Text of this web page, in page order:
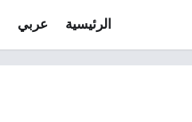
الرئيسية عربي